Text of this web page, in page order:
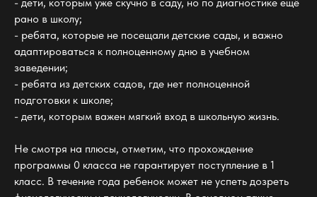
рано в школу;
- ребята, которые не посещали детские сады, и важно
адаптироваться к полноценному дню в учебном
заведении;
- ребята из детских садов, где нет полноценной
подготовки к школе;
- дети, которым важен мягкий вход в школьную жизнь.
Не смотря на плюсы, отметим, что прохождение
программы 0 класса не гарантирует поступление в 1
класс. В течение года ребенок может не успеть дозреть